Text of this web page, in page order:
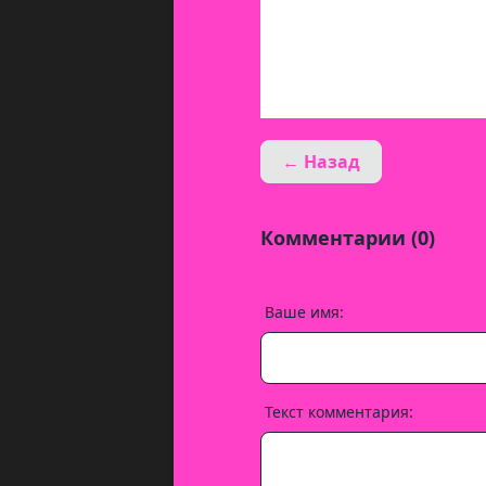
← Назад
Комментарии (0)
Ваше имя:
Текст комментария: